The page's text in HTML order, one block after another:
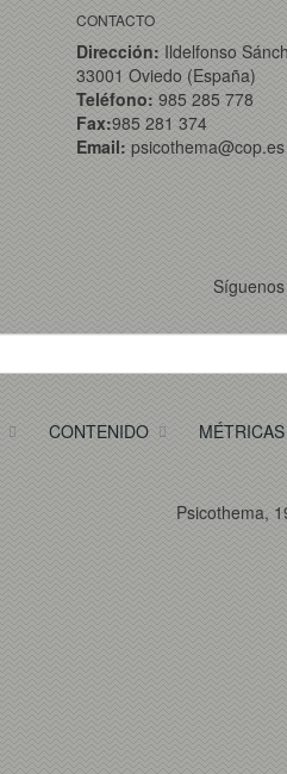
CONTACTO
Dirección: Ildelfonso
33001 Oviedo (España)
Teléfono: 985 285 778
Fax:985 281 374
Email: psicothema@cop.es
Síguenos
CONTENIDO MÉTRICAS
Psicothema,